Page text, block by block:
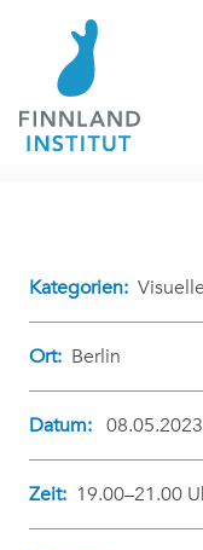
Kategorien:
Ort: Berlin
Datum: 08.05.2023
Zeit: 19.00–21.00